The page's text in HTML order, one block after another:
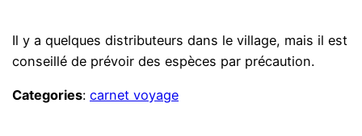
Il y a quelques distributeurs dans le village, mais il est
conseillé de prévoir des espèces par précaution.
Categories:carnet voyage